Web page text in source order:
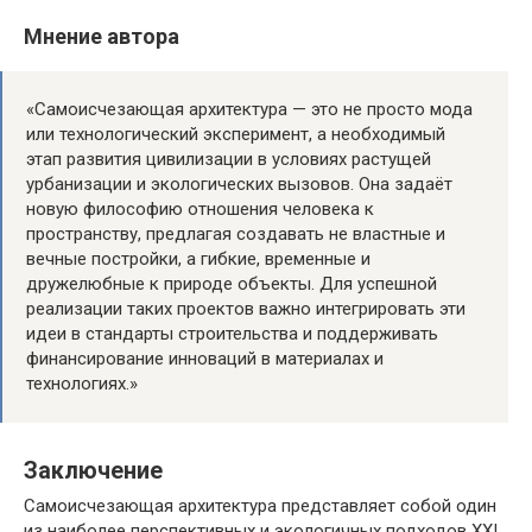
Мнение автора
«Самоисчезающая архитектура — это не просто мода
или технологический эксперимент, а необходимый
этап развития цивилизации в условиях растущей
урбанизации и экологических вызовов. Она задаёт
новую философию отношения человека к
пространству, предлагая создавать не властные и
вечные постройки, а гибкие, временные и
дружелюбные к природе объекты. Для успешной
реализации таких проектов важно интегрировать эти
идеи в стандарты строительства и поддерживать
финансирование инноваций в материалах и
технологиях.»
Заключение
Самоисчезающая архитектура представляет собой один